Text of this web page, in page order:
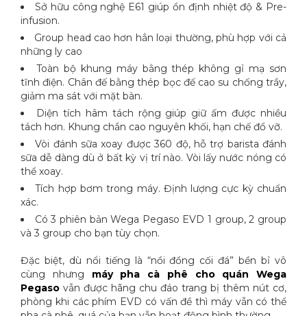
Sở hữu công nghệ E61 giúp ổn định nhiệt độ & Pre-
infusion.
Group head cao hơn hẳn loại thường, phù hợp với cả
những ly cao
Toàn bộ khung máy bằng thép không gỉ mạ sơn
tĩnh điện. Chân đế bằng thép bọc đế cao su chống trầy,
giảm ma sát với mặt bàn.
Diện tích hâm tách rộng giúp giữ ấm được nhiều
tách hơn. Khung chắn cao nguyên khối, hạn chế đổ vỡ.
Vòi đánh sữa xoay được 360 độ, hỗ trợ barista đánh
sữa dễ dàng dù ở bất kỳ vị trí nào. Vòi lấy nước nóng có
thể xoay.
Tích hợp bơm trong máy. Định lượng cực kỳ chuẩn
xác.
Có 3 phiên bản Wega Pegaso EVD 1 group, 2 group
và 3 group cho bạn tùy chọn.
Đặc biệt, dù nổi tiếng là “nồi đồng cối đá” bền bỉ vô
cùng nhưng máy pha cà phê cho quán Wega
Pegaso vẫn được hãng chu đáo trang bị thêm nút cơ,
phòng khi các phím EVD có vấn đề thì máy vẫn có thể